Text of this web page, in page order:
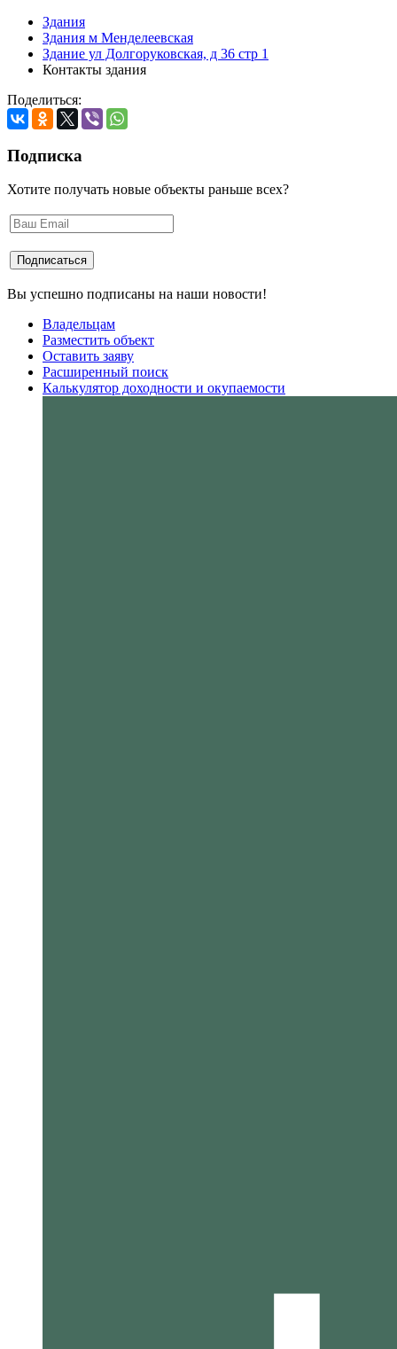
Здания
Здания м Менделеевская
Здание ул Долгоруковская, д 36 стр 1
Контакты здания
Поделиться:
Подписка
Хотите получать новые объекты раньше всех?
Вы успешно подписаны на наши новости!
Владельцам
Разместить объект
Оставить заяву
Расширенный поиск
Калькулятор доходности и окупаемости